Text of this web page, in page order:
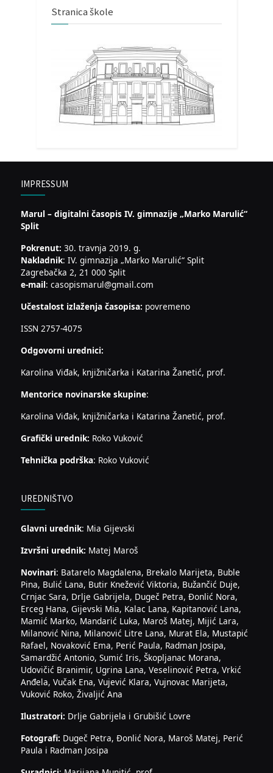
Stranica škole
IMPRESSUM
Marul – digitalni časopis IV. gimnazije „Marko Marulić“
Split
Pokrenut: 30. travnja 2019. g.
Nakladnik: IV. gimnazija „Marko Marulić“ Split
Zagrebačka 2, 21 000 Split
e-mail: casopismarul@gmail.com
Učestalost izlaženja časopisa: povremeno
ISSN 2757-4075
Odgovorni urednici:
Karolina Viđak, knjižničarka i Katarina Žanetić, prof.
Mentorice novinarske skupine:
Karolina Viđak, knjižničarka i Katarina Žanetić, prof.
Grafički urednik: Roko Vuković
Tehnička podrška: Roko Vuković
UREDNIŠTVO
Glavni urednik: Mia Gijevski
Izvršni urednik: Matej Maroš
Novinari: Batarelo Magdalena, Brekalo Marijeta, Buble
Pina, Bulić Lana, Butir Knežević Viktoria, Bužančić Duje,
Crnjac Sara, Drlje Gabrijela, Dugeč Petra, Đonlić Nora,
Erceg Hana, Gijevski Mia, Kalac Lana, Kapitanović Lana,
Mamić Marko, Mandarić Luka, Maroš Matej, Mijić Lara,
Milanović Nina, Milanović Litre Lana, Murat Ela, Mustapić
Rafael, Novaković Ema, Perić Paula, Radman Josipa,
Samardžić Antonio, Sumić Iris, Škopljanac Morana,
Udovičić Branimir, Ugrina Lana, Veselinović Petra, Vrkić
Anđela, Vučak Ena, Vujević Klara, Vujnovac Marijeta,
Vuković Roko, Živaljić Ana
Ilustratori: Drlje Gabrijela i Grubišić Lovre
Fotografi: Dugeč Petra, Đonlić Nora, Maroš Matej, Perić
Paula i Radman Josipa